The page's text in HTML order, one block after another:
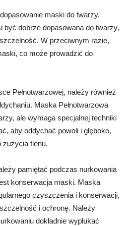
maski do twarzy.
być dobrze dopasowana do twarzy,
W przeciwnym razie,
co może prowadzić do
Pełnotwarzowej, należy również
Maska Pełnotwarzowa
ale wymaga specjalnej techniki
aby oddychać powoli i głęboko,
zużycia tlenu.
pamiętać podczas nurkowania
konserwacja maski. Maska
czyszczenia i konserwacji,
i ochronę. Należy
dokładnie wypłukać